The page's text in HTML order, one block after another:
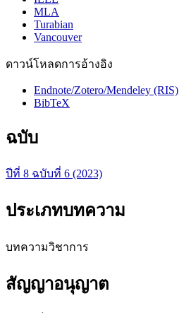
MLA
Turabian
Vancouver
ดาวน์โหลดการอ้างอิง
Endnote/Zotero/Mendeley (RIS)
BibTeX
ฉบับ
ปีที่ 8 ฉบับที่ 6 (2023)
ประเภทบทความ
บทความวิชาการ
สัญญาอนุญาต